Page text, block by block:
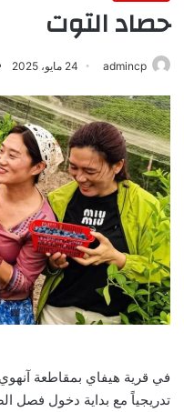
حصاد التوت
admincp 24 مايو، 2025
في قرية هيفاي بمقاطعة
تدريجياً مع بداية دخول فصل